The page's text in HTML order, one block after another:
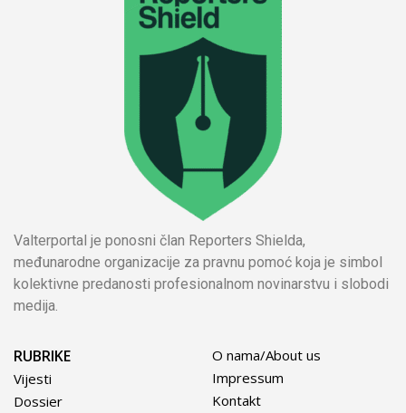
Valterportal je ponosni član Reporters Shielda,
međunarodne organizacije za pravnu pomoć koja je simbol
kolektivne predanosti profesionalnom novinarstvu i slobodi
medija.
RUBRIKE
Vijesti
Dossier
O nama/About us
Impressum
Kontakt